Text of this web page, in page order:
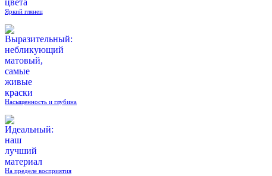
Яркий глянец
Насыщенность и глубина
На пределе восприятия